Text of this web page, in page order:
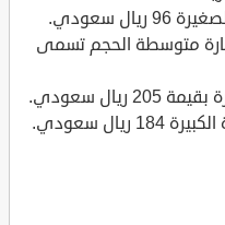
سعودي.
متوسطة الحجم تسمى
سعودي.
سعودي.